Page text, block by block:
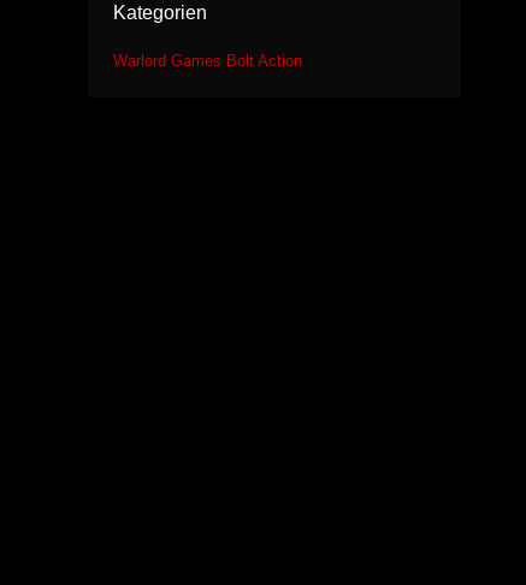
Kategorien
Warlord Games Bolt Action